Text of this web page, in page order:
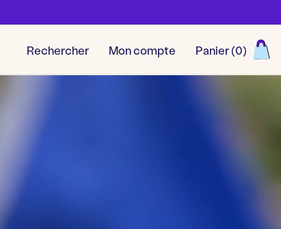
Rechercher Mon compte Panier (0)